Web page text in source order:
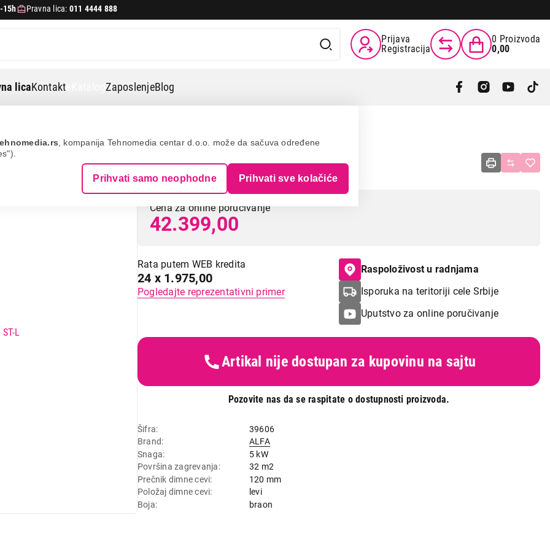
, kompanija Tehnomedia centar d.o.o. može da sačuva određene
Prihvati samo neophodne Prihvati sve kolačiće
15h Pravna lica: 011 4444 888
Prijava
Registracija
0 Proizvoda
0,00
licaKontakt eKatalogZaposlenjeBlog
ALFA 55 DELUX ST-L
Cena za online poručivanje
42.399,00
Rata putem WEB kredita
24 x 1.975,00
Pogledajte reprezentativni primer
Raspoloživost u radnjama
Isporuka na teritoriji cele Srbije
Uputstvo za online poručivanje
Šifra
39606
Brand
ALFA
Snaga
5 kW
Površina zagrevanja
32 m2
Prečnik dimne cevi
120 mm
Položaj dimne cevi
levi
Boja
braon
Artikal nije dostupan za kupovinu na sajtu
Pozovite nas da se raspitate o dostupnosti proizvoda.